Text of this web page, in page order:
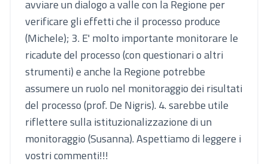
avviare un dialogo a valle con la Regione per
verificare gli effetti che il processo produce
(Michele); 3. E' molto importante monitorare le
ricadute del processo (con questionari o altri
strumenti) e anche la Regione potrebbe
assumere un ruolo nel monitoraggio dei risultati
del processo (prof. De Nigris). 4. sarebbe utile
riflettere sulla istituzionalizzazione di un
monitoraggio (Susanna). Aspettiamo di leggere i
vostri commenti!!!